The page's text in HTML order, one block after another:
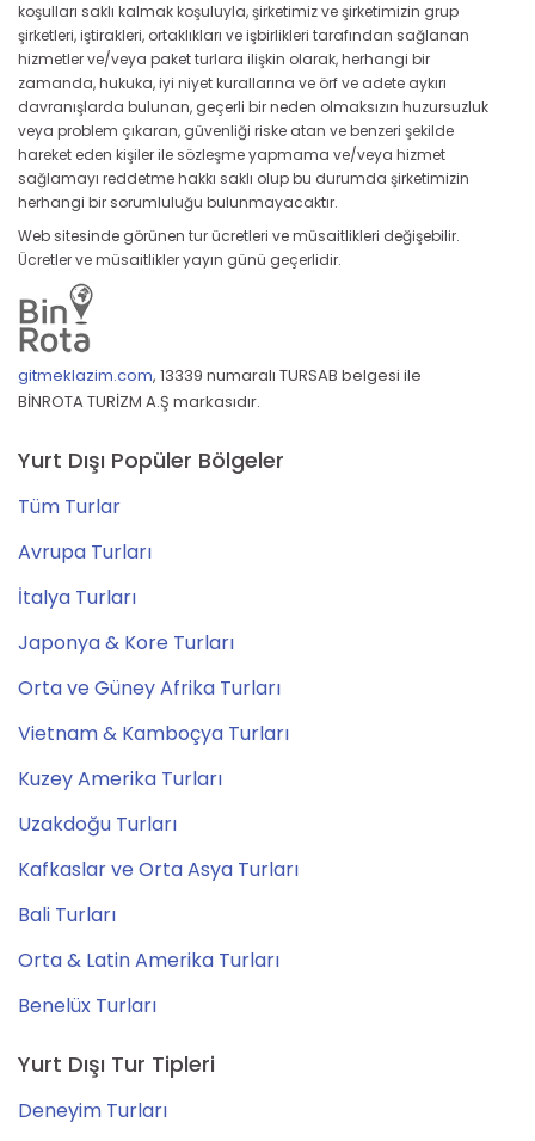
koşulları saklı kalmak koşuluyla, şirketimiz ve şirketimizin grup
şirketleri, iştirakleri, ortaklıkları ve işbirlikleri tarafından sağlanan
hizmetler ve/veya paket turlara ilişkin olarak, herhangi bir
zamanda, hukuka, iyi niyet kurallarına ve örf ve adete aykırı
davranışlarda bulunan, geçerli bir neden olmaksızın huzursuzluk
veya problem çıkaran, güvenliği riske atan ve benzeri şekilde
hareket eden kişiler ile sözleşme yapmama ve/veya hizmet
sağlamayı reddetme hakkı saklı olup bu durumda şirketimizin
herhangi bir sorumluluğu bulunmayacaktır.
Web sitesinde görünen tur ücretleri ve müsaitlikleri değişebilir.
Ücretler ve müsaitlikler yayın günü geçerlidir.
gitmeklazim.com, 13339 numaralı TURSAB belgesi ile
BİNROTA TURİZM A.Ş markasıdır.
Yurt Dışı Popüler Bölgeler
Tüm Turlar
Avrupa Turları
İtalya Turları
Japonya & Kore Turları
Orta ve Güney Afrika Turları
Vietnam & Kamboçya Turları
Kuzey Amerika Turları
Uzakdoğu Turları
Kafkaslar ve Orta Asya Turları
Bali Turları
Orta & Latin Amerika Turları
Benelüx Turları
Yurt Dışı Tur Tipleri
Deneyim Turları